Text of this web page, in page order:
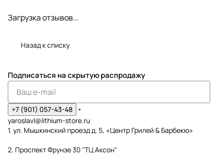
Загрузка отзывов...
Назад к списку
Подписаться на скрытую распродажу
+7 (901) 057-43-48
yaroslavl@lithium-store.ru
1. ул. Мышкинский проезд д. 5, «Центр Грилей & Барбекю»
2. Проспект Фрунзе 30 "ТЦ Аксон"